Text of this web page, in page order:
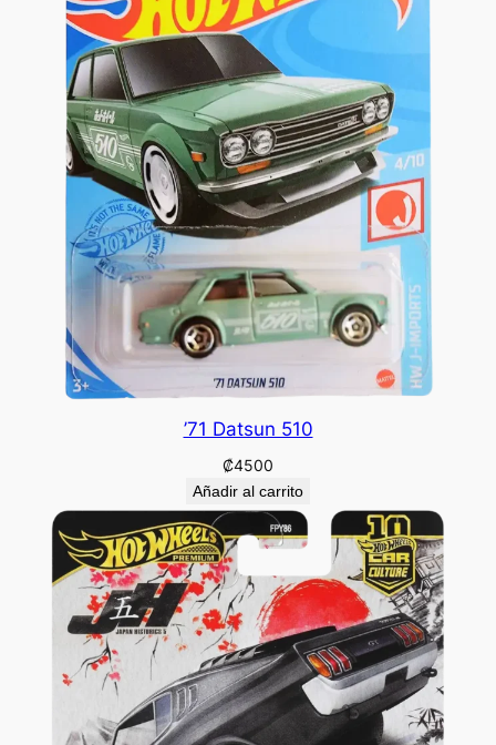
’71 Datsun 510
₡4500
Añadir al carrito